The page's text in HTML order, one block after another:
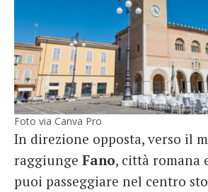
Foto via Canva Pro
In direzione opposta, verso il
raggiunge Fano, città romana
puoi passeggiare nel centro